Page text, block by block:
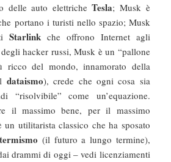
delle auto elettricheTesla; Musk è
portano i turisti nello spazio; Musk
Starlink che offrono Internet agli
hacker russi, Musk è un “pallone
ricco del mondo, innamorato della
dataismo), crede che ogni cosa sia
“risolvibile” come un’equazione.
il massimo bene, per il massimo
un utilitarista classico che ha sposato
(il futuro a lungo termine),
drammi di oggi – vedi licenziamenti